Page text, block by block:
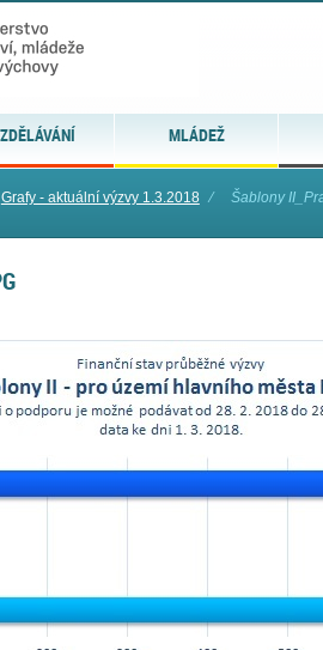
MLÁDEŽ
Grafy - aktuální výzvy 1.3.2018 ⁄ Šablony